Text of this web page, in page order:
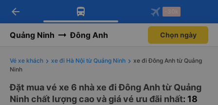
Tải app Vexere ngay!
Nhận ưu đãi thành viên độc
Mở app
Tải app Vexere
-30k/ghế khi đặt vé máy bay qua
Mở app
arrow_back -30k
Quảng Ninh Đông Anh Chọn ngày
Vé xe khách xe đi Hà Nội từ Quảng Ninh
xe đi Đông Anh từ Quảng
Ninh
Đặt mua vé xe 6 nhà xe đi Đông Anh từ Quảng
Ninh chất lượng cao và giá vé ưu đãi nhất: 18